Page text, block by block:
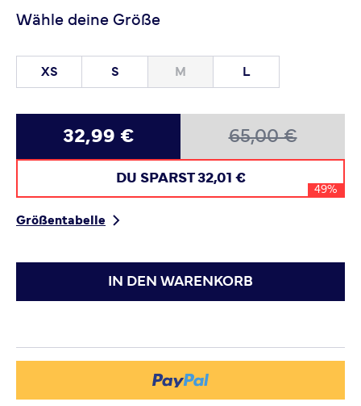
Wähle deine Größe
XS S M L
32,99 € 65,00 €
DU SPARST 32,01 €
49%
Größentabelle
IN DEN WARENKORB